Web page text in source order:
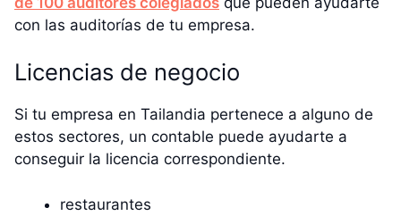
con las auditorías de tu empresa.
Licencias de negocio
Si tu empresa en Tailandia pertenece a alguno de
estos sectores, un contable puede ayudarte a
conseguir la licencia correspondiente.
restaurantes